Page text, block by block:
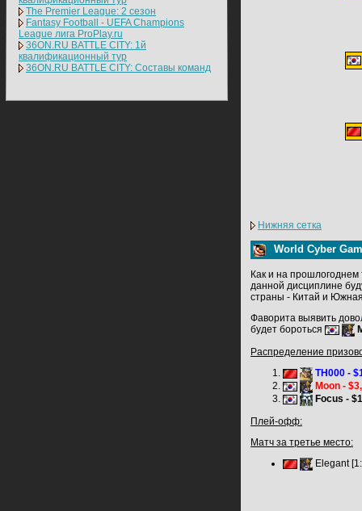
The Premier League: 2 cезон
Fantasy Football - UEFA Champions
League лига ProPlay.ru
36ON.RU BATTLE CITY: 1й
квалификационный тур
36ON.RU BATTLE CITY: Составы команд
Нижняя сетка
World Cyber
Как и на прошлогоднем
данной дисциплине
страны - Китай и
Фаворита выявить
будет бороться
Распределение
TH000 -
Moon -
Focus -
Плей-офф:
Матч за третье место:
Elegant